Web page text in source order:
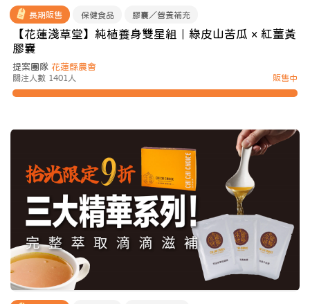
長期販售 保健食品 膠囊／營養補充
【花蓮淺草堂】純植養身雙星組｜綠皮山苦瓜 × 紅薑黃
膠囊
提案團隊 花蓮縣農會
關注人數 1401人 販售中